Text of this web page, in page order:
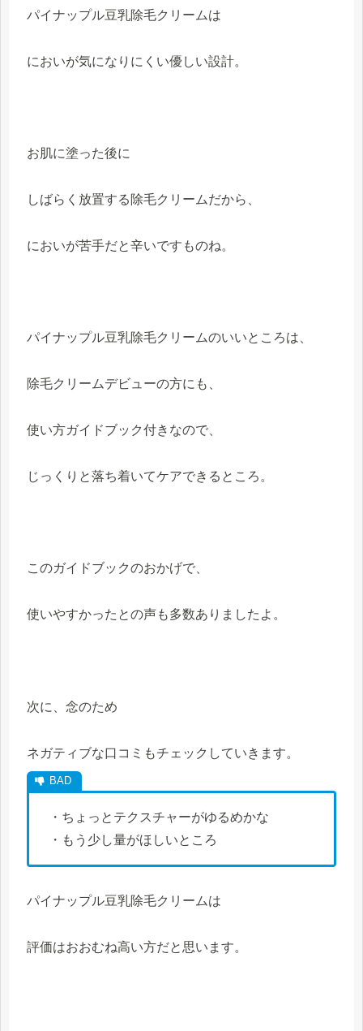
パイナップル豆乳除毛クリームは
においが気になりにくい優しい設計。
お肌に塗った後に
しばらく放置する除毛クリームだから、
においが苦手だと辛いですものね。
パイナップル豆乳除毛クリームのいいところは、
除毛クリームデビューの方にも、
使い方ガイドブック付きなので、
じっくりと落ち着いてケアできるところ。
このガイドブックのおかげで、
使いやすかったとの声も多数ありましたよ。
次に、念のため
ネガティブな口コミもチェックしていきます。
・ちょっとテクスチャーがゆるめかな
・もう少し量がほしいところ
パイナップル豆乳除毛クリームは
評価はおおむね高い方だと思います。